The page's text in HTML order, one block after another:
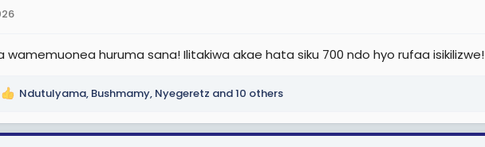
wamemuonea huruma sana! Ilitakiwa akae hata siku 700 ndo hyo rufaa isikilizwe!
Ndutulyama, Bushmamy, Nyegeretz and 10 others